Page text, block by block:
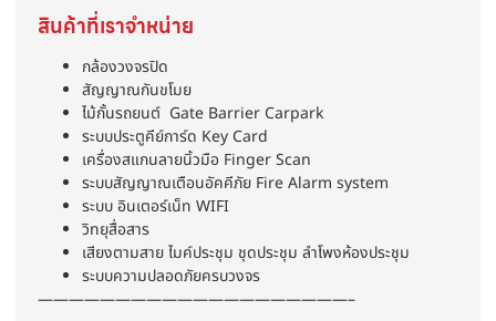
สินค้าที่เราจำหน่าย
กล้องวงจรปิด
สัญญาณกันขโมย
ไม้กั้นรถยนต์ Gate Barrier Carpark
ระบบประตูคีย์การ์ด Key Card
เครื่องสแกนลายนิ้วมือ Finger Scan
ระบบสัญญาณเตือนอัคคีภัย Fire Alarm system
ระบบ อินเตอร์เน็ท WIFI
วิทยุสื่อสาร
เสียงตามสาย ไมค์ประชุม ชุดประชุม ลำโพงห้องประชุม
ระบบความปลอดภัยครบวงจร
————————————————————–